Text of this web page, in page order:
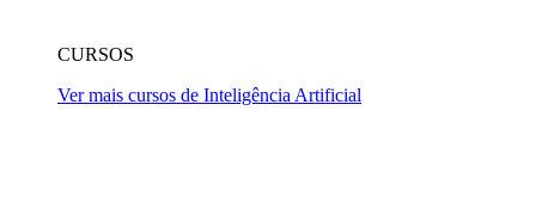
CURSOS
Ver mais cursos de Inteligência Artificial